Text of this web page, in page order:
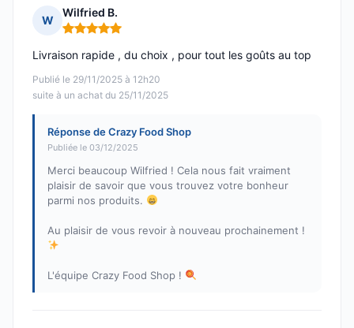
W
Wilfried B.
Note : 5 sur 5
Publié le 29/11/2025 à 12h20
suite à un achat du 25/11/2025
Livraison rapide , du choix , pour tout les goûts au top
Réponse de Crazy Food Shop
Publiée le 03/12/2025
Merci beaucoup Wilfried ! Cela nous fait vraiment
plaisir de savoir que vous trouvez votre bonheur
parmi nos produits.
Au plaisir de vous revoir à nouveau prochainement !
L'équipe Crazy Food Shop !